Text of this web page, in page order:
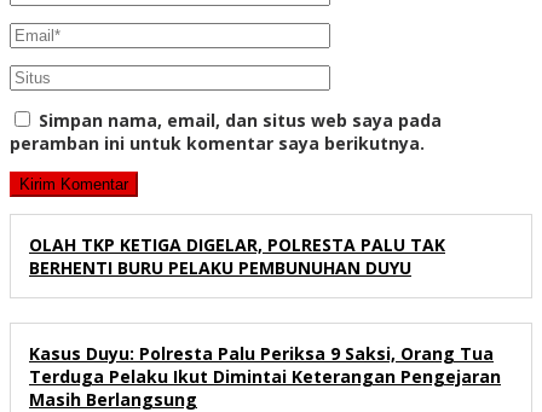
Simpan nama, email, dan situs web saya pada
peramban ini untuk komentar saya berikutnya.
OLAH TKP KETIGA DIGELAR, POLRESTA PALU TAK
BERHENTI BURU PELAKU PEMBUNUHAN DUYU
Kasus Duyu: Polresta Palu Periksa 9 Saksi, Orang Tua
Terduga Pelaku Ikut Dimintai Keterangan Pengejaran
Masih Berlangsung